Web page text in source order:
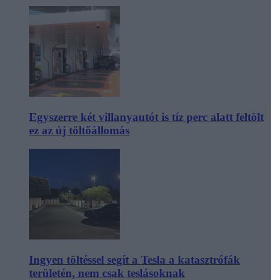
Egyszerre két villanyautót is tíz perc alatt feltölt
ez az új töltőállomás
Ingyen töltéssel segít a Tesla a katasztrófák
területén, nem csak teslásoknak